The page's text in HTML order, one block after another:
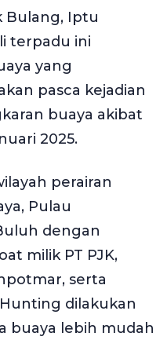
Bulang, Iptu
terpadu ini
yang
pasca kejadian
buaya akibat
2025.
perairan
Pulau
dengan
milik PT PJK,
serta
dilakukan
buaya lebih mudah